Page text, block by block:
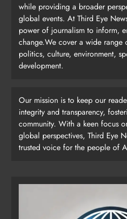
while providing a broader
global events. At Third Eye
power of journalism to inform,
change.We cover a wide
politics, culture, environment,
development.
Our mission is to keep our
integrity and transparency,
community. With a keen focus
global perspectives, Third Eye
trusted voice for the people of